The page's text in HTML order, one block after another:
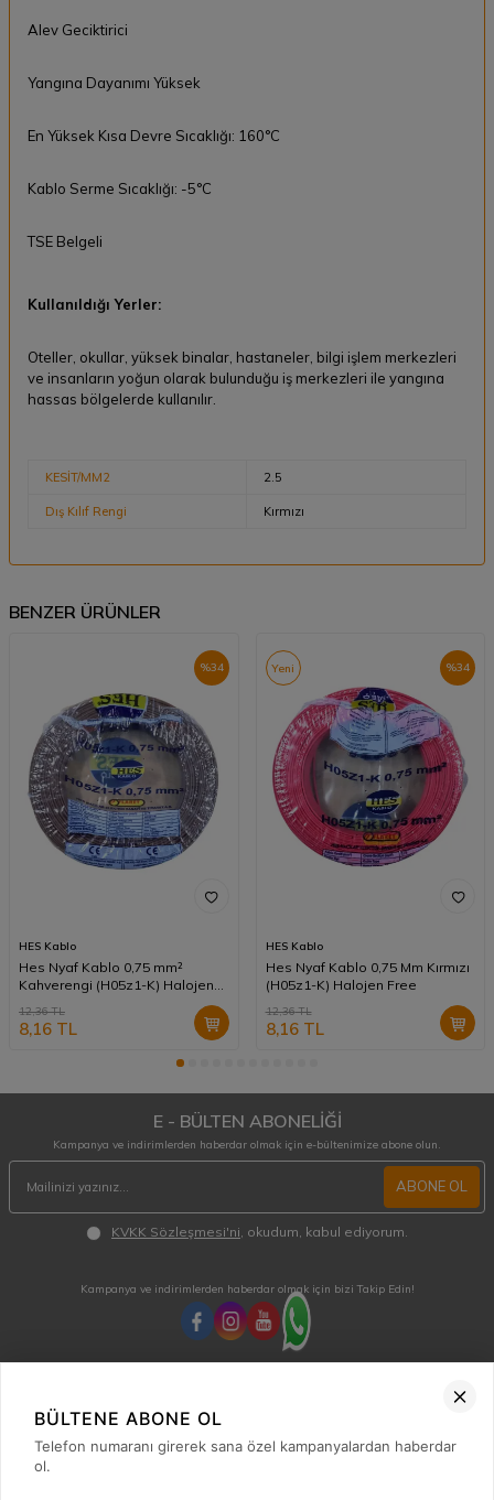
Alev Geciktirici
Yangına Dayanımı Yüksek
En Yüksek Kısa Devre Sıcaklığı: 160°C
Kablo Serme Sıcaklığı: -5°C
TSE Belgeli
Kullanıldığı Yerler:
Oteller, okullar, yüksek binalar, hastaneler, bilgi işlem merkezleri
ve insanların yoğun olarak bulunduğu iş merkezleri ile yangına
hassas bölgelerde kullanılır.
KESİT/MM2 2.5
Dış Kılıf Rengi Kırmızı
BENZER ÜRÜNLER
%34
HES Kablo
Hes Nyaf Kablo 0,75 mm²
Kahverengi (H05z1-K) Halojen
12,36TL
8,16 TL
%34
Yeni
HES Kablo
Hes Nyaf Kablo 0,75 Mm Kırmızı
(H05z1-K) Halojen Free
12,36TL
8,16TL
E - BÜLTEN ABONELİĞİ
Kampanya ve indirimlerden haberdar olmak için e-bültenimize abone olun.
ABONE OL
KVKK Sözleşmesi'ni , okudum, kabul ediyorum.
Kampanya ve indirimlerden haberdar olmak için bizi Takip Edin!
Hafta içi 08:00 - 18:00 / Cumartesi 08:00 - 13:00 arası merak ettiğiniz tüm sorular ve
siparişleriniz için ulaşabilirsiniz.
0850 515 01 10
BÜLTENE ABONE OL
Telefon numaranı girerek sana özel kampanyalardan haberdar
ol.